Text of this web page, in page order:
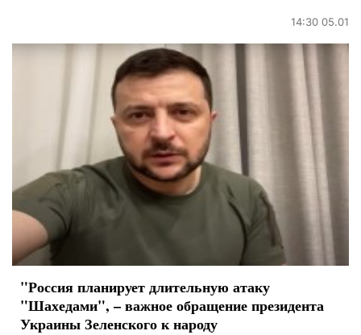
14:30 05.01
"Россия планирует длительную атаку
"Шахедами", – важное обращение президента
Украины Зеленского к народу